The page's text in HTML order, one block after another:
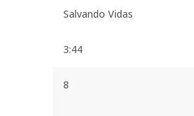
Salvando Vidas
3:44
8